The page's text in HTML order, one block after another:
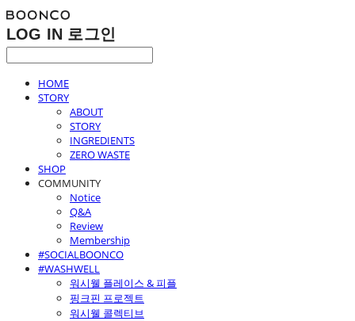
LOG IN 로그인
HOME
STORY
ABOUT
STORY
INGREDIENTS
ZERO WASTE
SHOP
COMMUNITY
Notice
Q&A
Review
Membership
#SOCIALBOONCO
#WASHWELL
워시웰 플레이스 & 피플
핑크핀 프로젝트
워시웰 콜렉티브